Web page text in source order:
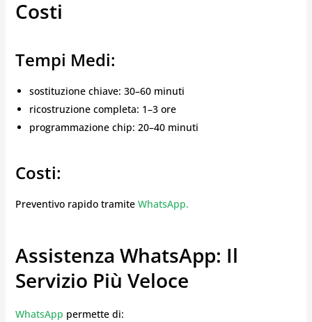
Costi
Tempi Medi:
sostituzione chiave: 30–60 minuti
ricostruzione completa: 1–3 ore
programmazione chip: 20–40 minuti
Costi:
Preventivo rapido tramiteWhatsApp.
Assistenza WhatsApp: Il
Servizio Più Veloce
WhatsApp permette di: